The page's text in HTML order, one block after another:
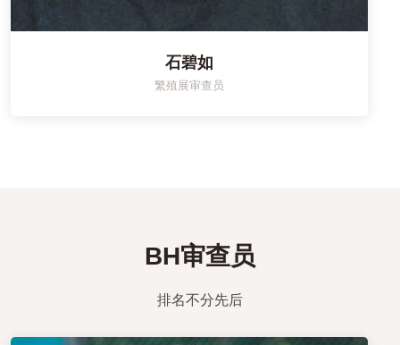
石碧如
繁殖展审查员
BH审查员
排名不分先后